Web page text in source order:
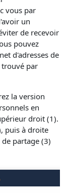
vous par
un
de recevoir
pouvez
d'adresses de
trouvé par
la version
en
droit (1).
puis à droite
partage (3)